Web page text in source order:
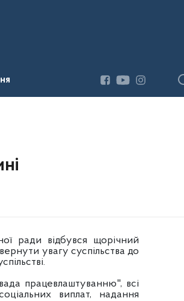
ради відбувся щорічний
увагу суспільства до
працевлаштуванню", всі
виплат, надання